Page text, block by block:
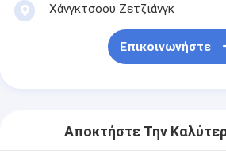
Χάνγκτσοου Ζετζιάνγκ
Επικοινωνήστε
Αποκτήστε Την